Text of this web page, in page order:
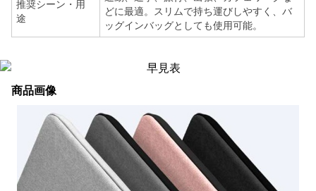
推奨シーン・用
途
どに最適。スリムで持ち運びしやすく、バ
ッグインバッグとしても使用可能。
商品画像